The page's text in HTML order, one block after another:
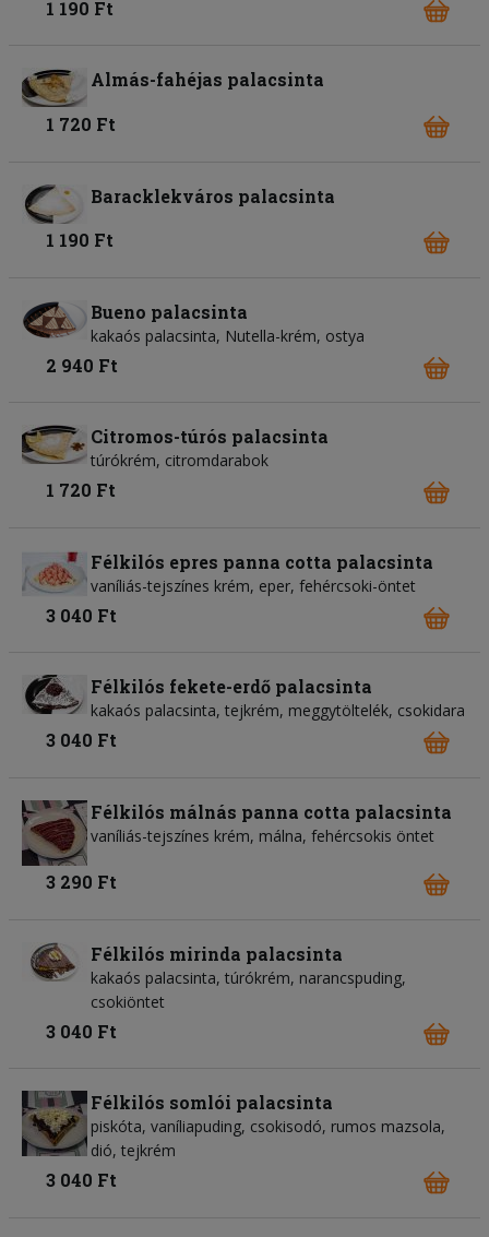
1 190 Ft
Almás-fahéjas palacsinta
1 720 Ft
Baracklekváros palacsinta
1 190 Ft
Bueno palacsinta
kakaós palacsinta, Nutella-krém, ostya
2 940 Ft
Citromos-túrós palacsinta
túrókrém, citromdarabok
1 720 Ft
Félkilós epres panna cotta palacsinta
vaníliás-tejszínes krém, eper, fehércsoki-öntet
3 040 Ft
Félkilós fekete-erdő palacsinta
kakaós palacsinta, tejkrém, meggytöltelék, csokidara
3 040 Ft
Félkilós málnás panna cotta palacsinta
vaníliás-tejszínes krém, málna, fehércsokis öntet
3 290 Ft
Félkilós mirinda palacsinta
kakaós palacsinta, túrókrém, narancspuding,
csokiöntet
3 040 Ft
Félkilós somlói palacsinta
piskóta, vaníliapuding, csokisodó, rumos mazsola,
dió, tejkrém
3 040 Ft